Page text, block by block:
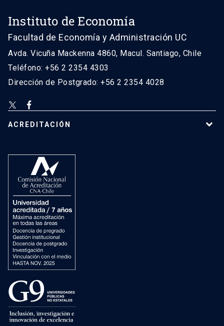
Instituto de Economía
Facultad de Economía y Administración UC
Avda. Vicuña Mackenna 4860, Macul. Santiago, Chile
Teléfono: +56 2 2354 4303
Dirección de Postgrado: +56 2 2354 4028
ACREDITACIÓN